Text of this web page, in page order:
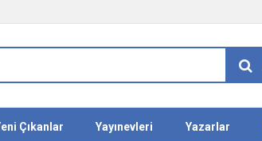
Çıkanlar Yayınevleri Yazarlar